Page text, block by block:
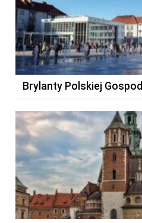
Brylanty Polskiej